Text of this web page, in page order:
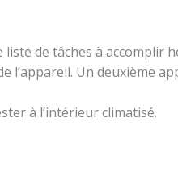
de tâches à accomplir
l’appareil. Un deuxième
à l’intérieur climatisé.